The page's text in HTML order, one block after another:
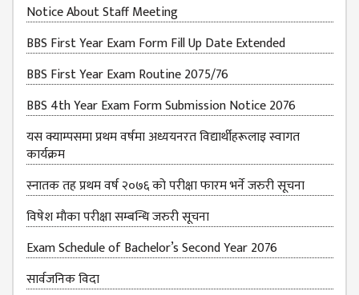
Notice About Staff Meeting
BBS First Year Exam Form Fill Up Date Extended
BBS First Year Exam Routine 2075/76
BBS 4th Year Exam Form Submission Notice 2076
यस क्याम्पसमा प्रथम वर्षमा अध्ययनरत विद्यार्थीहरूलाइ स्वागत
कार्यक्रम
स्नातक तह प्रथम वर्ष २०७६ को परीक्षा फारम भर्ने जरुरी सूचना
विषेश माैका परीक्षा सम्बन्धि जरुरी सूचना
Exam Schedule of Bachelor’s Second Year 2076
सार्वजनिक विदा